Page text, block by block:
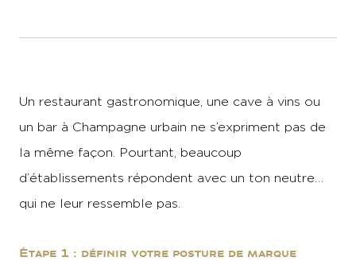
Un restaurant gastronomique, une cave à vins ou
un bar à Champagne urbain ne s’expriment pas de
la même façon. Pourtant, beaucoup
d’établissements répondent avec un ton neutre…
qui ne leur ressemble pas.
Étape 1 : définir votre posture de marque